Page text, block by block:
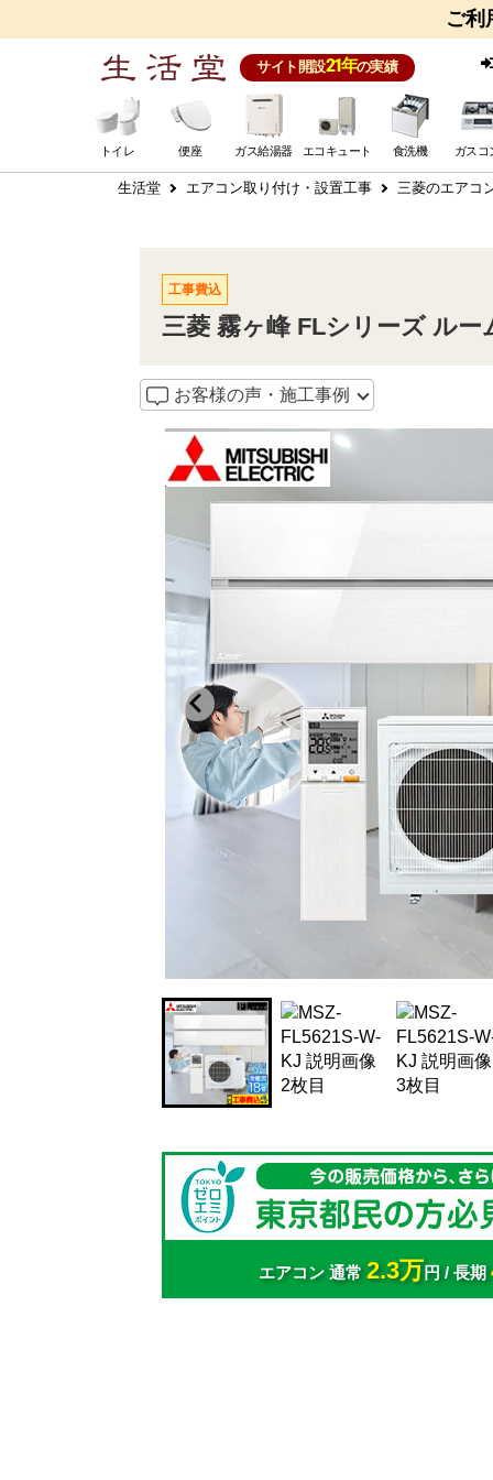
ご
サイト開設21年の実績
トイレ 便座 ガス給湯器 エコキュート 食洗機 ガスコ
生活堂 エアコン取り付け・設置工事 三菱のエアコ
工事費込
三菱 霧ヶ峰 FLシリーズ ル
お客様の声・施工事例
エアコン 通常 2.3万円 / 長期